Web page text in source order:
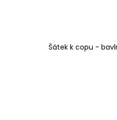
Šátek k copu -